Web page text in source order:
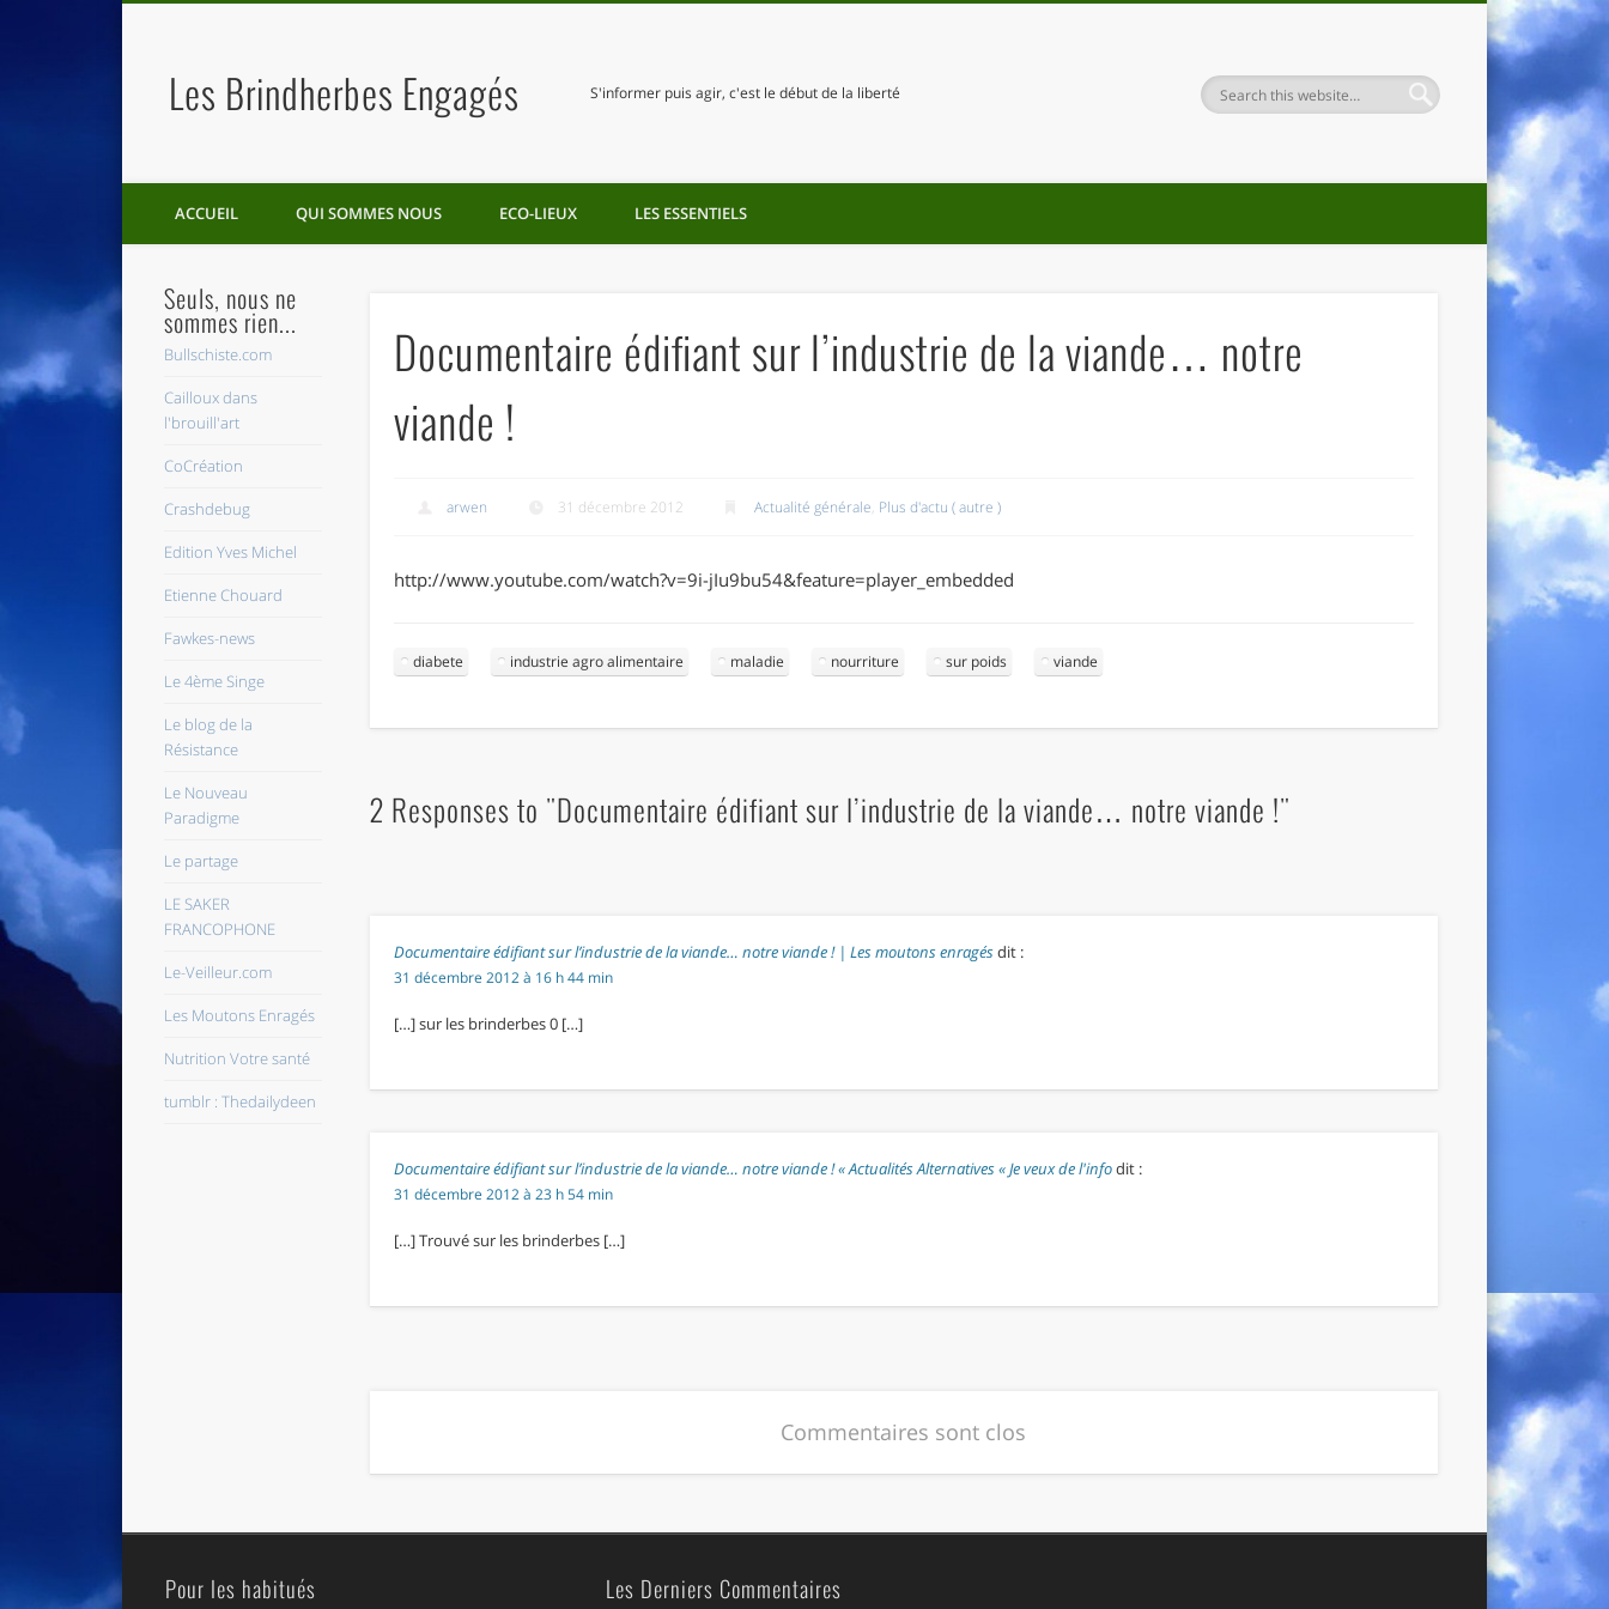
Les Brindherbes Engagés S'informer puis agir, c'est le début de la liberté
ACCUEIL QUI SOMMES NOUS ECO-LIEUX LES ESSENTIELS
Documentaire édifiant sur l’industrie de la viande… notre
viande !
arwen 31 décembre 2012 Actualité générale, Plus d'actu ( autre )
http://www.youtube.com/watch?v=9i-jIu9bu54&feature=player_embedded
diabete industrie agro alimentaire maladie nourriture sur poids viande
2 Responses to "Documentaire édifiant sur l’industrie de la viande… notre viande !"
Documentaire édifiant sur l’industrie de la viande… notre viande ! | Les moutons enragésdit :
31 décembre 2012 à 16 h 44 min
[…] sur les brinderbes 0 […]
Documentaire édifiant sur l’industrie de la viande… notre viande ! « Actualités Alternatives « Je veux de l'infodit :
31 décembre 2012 à 23 h 54 min
[…] Trouvé sur les brinderbes […]
Commentaires sont clos
Seuls, nous ne
sommes rien...
Bullschiste.com
Cailloux dans
l'brouill'art
CoCréation
Crashdebug
Edition Yves Michel
Etienne Chouard
Fawkes-news
Le 4ème Singe
Le blog de la
Résistance
Le Nouveau
Paradigme
Le partage
LE SAKER
FRANCOPHONE
Le-Veilleur.com
Les Moutons Enragés
Nutrition Votre santé
tumblr : Thedailydeen
Pour les habitués Les Derniers Commentaires